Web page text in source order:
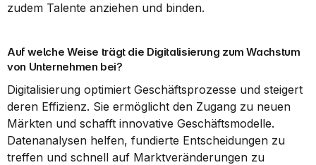
zudem Talente anziehen und binden.
Auf welche Weise trägt die Digitalisierung zum Wachstum
von Unternehmen bei?
Digitalisierung optimiert Geschäftsprozesse und steigert
deren Effizienz. Sie ermöglicht den Zugang zu neuen
Märkten und schafft innovative Geschäftsmodelle.
Datenanalysen helfen, fundierte Entscheidungen zu
treffen und schnell auf Marktveränderungen zu